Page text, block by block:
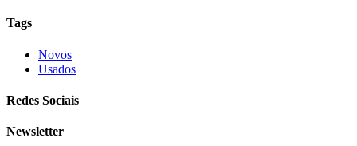
Tags
Novos
Usados
Redes Sociais
Newsletter